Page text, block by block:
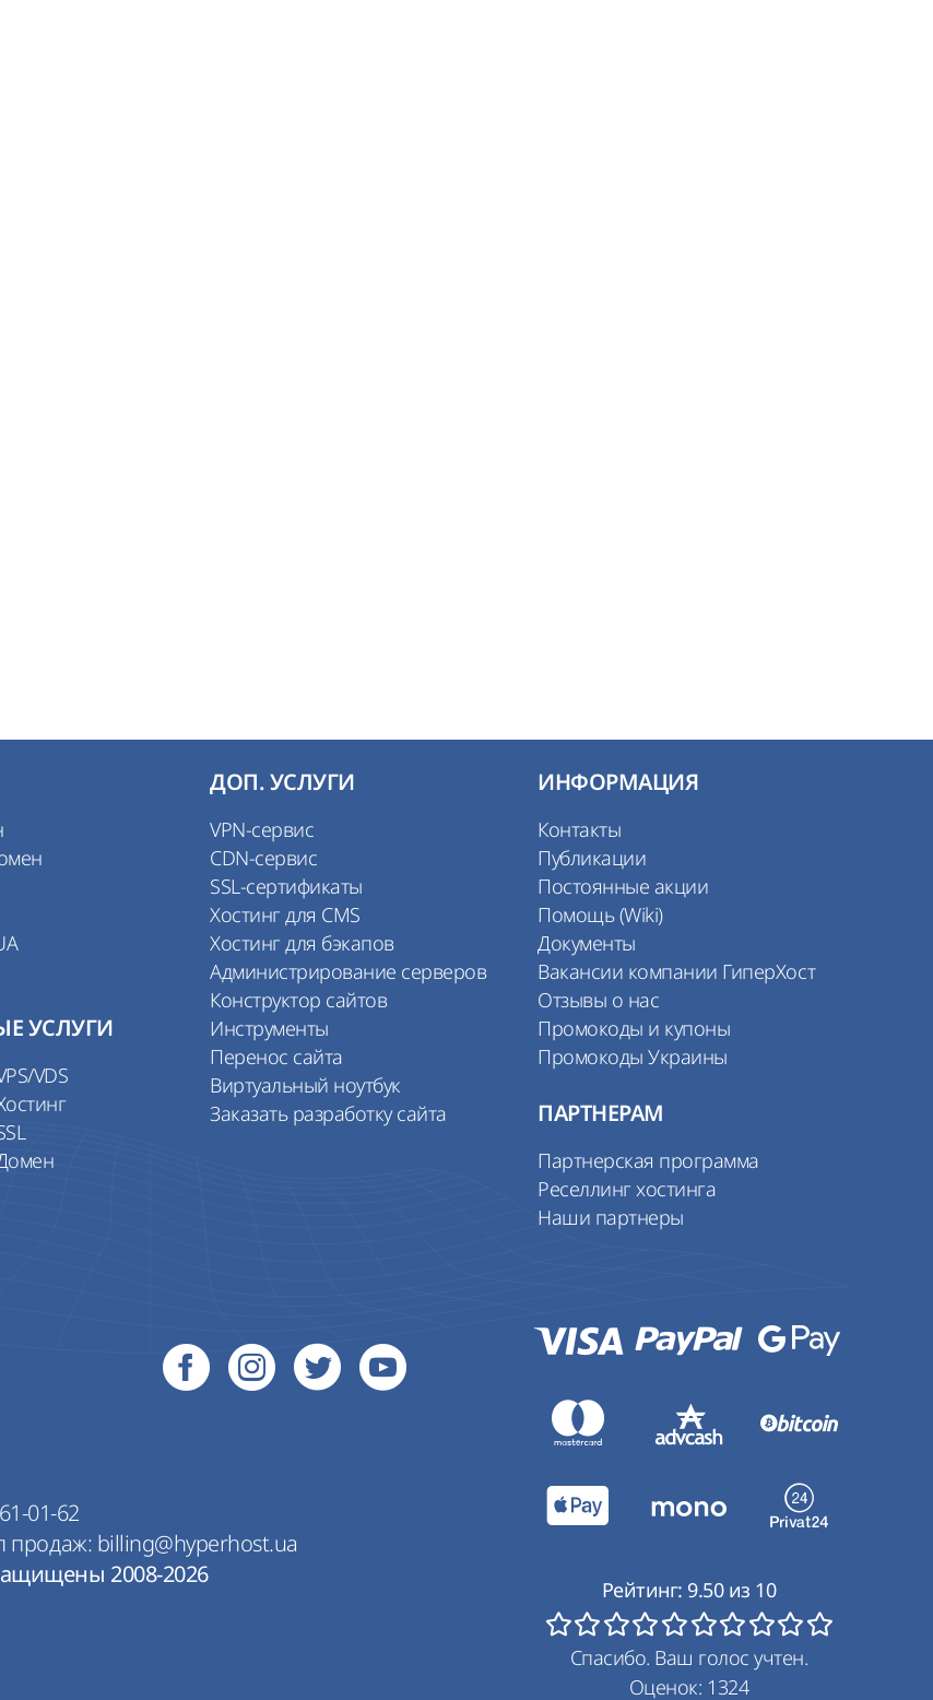
УСЛУГИ
VDS
ДОП. УСЛУГИ
VPN-сервис
CDN-сервис
SSL-сертификаты
Хостинг для CMS
Хостинг для бэкапов
Администрирование серверов
Конструктор сайтов
Инструменты
Перенос сайта
Виртуальный ноутбук
Заказать разработку сайта
ИНФОРМАЦИЯ
Контакты
Публикации
Постоянные акции
Помощь (Wiki)
Документы
Вакансии компании ГиперХост
Отзывы о нас
Промокоды и купоны
Промокоды Украины
ПАРТНЕРАМ
Партнерская программа
Реселлинг хостинга
Наши партнеры
01-62
продаж: billing@hyperhost.ua
2008-2026
Рейтинг: 9.50из 10
Спасибо. Ваш голос учтен.
Оценок: 1324